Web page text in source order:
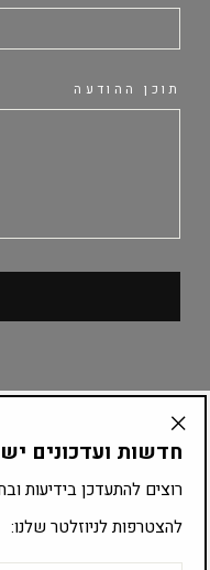
תוכן ההודעה
קטלוג מוצרים
ציוד לפי עיסוק
חדשות ועדכונים
רוצים להתעדכן בידיעות
להצטרפות לניוזלטר שלנו:
"Translation